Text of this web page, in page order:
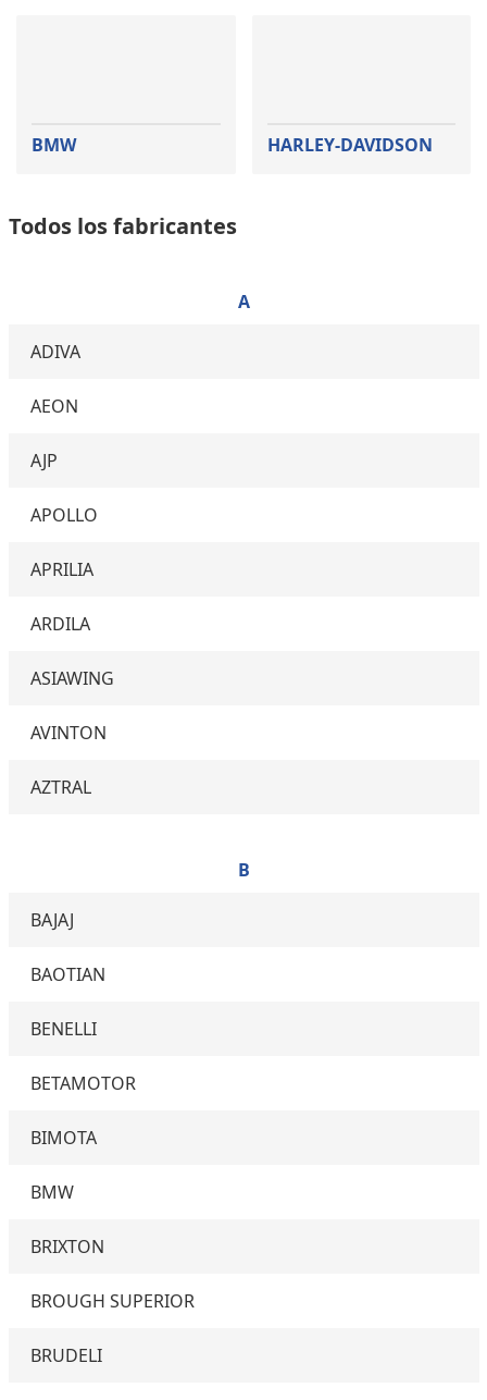
BMW HARLEY-DAVIDSON
Todos los fabricantes
A
ADIVA
AEON
AJP
APOLLO
APRILIA
ARDILA
ASIAWING
AVINTON
AZTRAL
B
BAJAJ
BAOTIAN
BENELLI
BETAMOTOR
BIMOTA
BMW
BRIXTON
BROUGH SUPERIOR
BRUDELI